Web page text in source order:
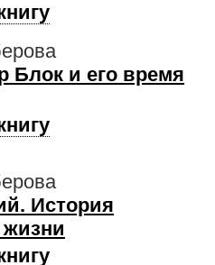
Блок и его время
История